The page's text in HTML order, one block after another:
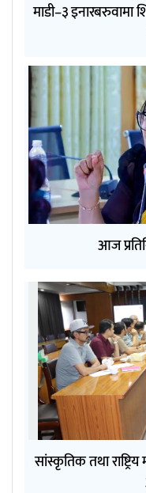
माडी–३ इनारबरुवामा
आज
सांस्कृतिक तथा